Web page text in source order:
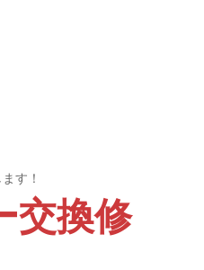
す！
交換修